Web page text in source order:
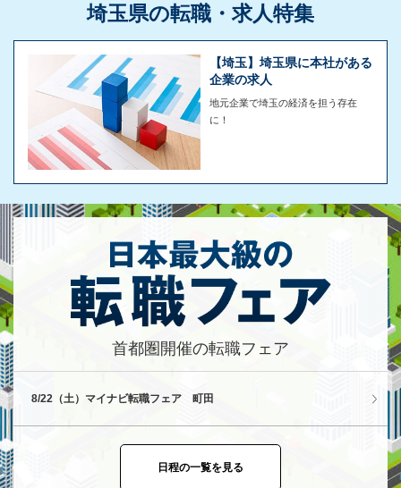
埼玉県の転職・求人特集
【埼玉】埼玉県に本社がある
企業の求人
地元企業で埼玉の経済を担う存在
に！
首都圏開催の転職フェア
8/22（土）マイナビ転職フェア 町田
日程の一覧を見る